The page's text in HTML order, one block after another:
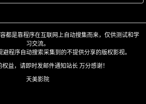
都是靠程序在互联网上自动搜集而来，仅供测试和学
习交流。
程序自动搜索采集到的不提供分享的版权影视。
益，请即时发邮件通知站长 万分感谢！
天美影院